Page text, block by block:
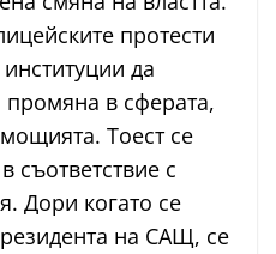
протести
да
в сферата,
Тоест се
съответствие с
Дори когато се
на САЩ, се